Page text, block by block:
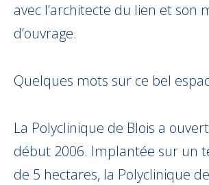
avec l’architecte du lien et son
d’ouvrage.
Quelques mots sur ce bel
La Polyclinique de Blois a
début 2006. Implantée sur un
de 5 hectares, la Polyclinique